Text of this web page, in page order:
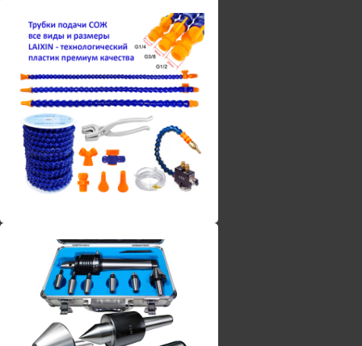
Винты torx